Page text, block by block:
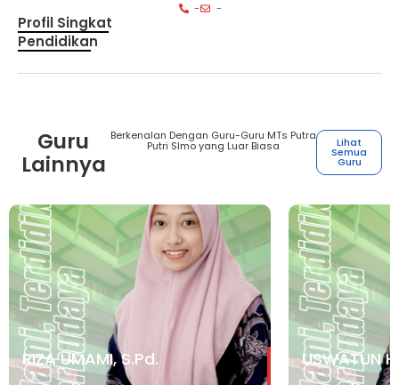
- -
Profil Singkat
Pendidikan
Guru
Lainnya
Berkenalan Dengan Guru-Guru MTs Putra
Putri SImo yang Luar Biasa Lihat
Semua
Guru
RIZA UMAMI, S.Pd.
.
USWATUN
.